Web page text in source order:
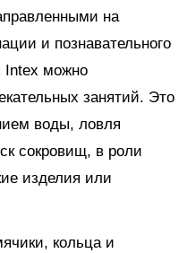
на
и познавательного
Intex можно
занятий. Это
воды, ловля
сокровищ, в роли
изделия или
кольца и